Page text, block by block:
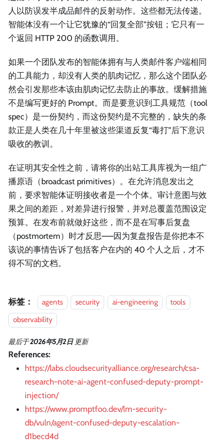
人以防误发半成品邮件的反射动作。这些都无法传递。
智能体没有一个让它犹豫的“回复全部”按钮；它只有一
个返回 HTTP 200 的函数调用。
如果一个团队发布的智能体拥有与人类邮件客户端相同
的工具能力，却没有人类的肌肉记忆，那么这个团队必
然会引发那些本该由肌肉记忆去防止的事故。缓解措施
不是编写更好的 Prompt。而是要意识到工具规范（tool
spec）是一份契约，而这份契约是不完整的，缺失的条
款正是人类在几十年里被这些渠道反复“毒打”后下意识
吸收的教训。
在证明其安全性之前，请将你的出站工具库视为一组广
播原语（broadcast primitives）。在允许消息发出之
前，要求智能体证明接收者是一个个体。审计意图与效
果之间的差距，对差异进行报警，并对总覆盖范围设定
预算。在发布前就做好这些，而不是在写事后复盘
（postmortem）时才反思——因为复盘报告是你把本不
该说的事情告诉了包括客户在内的 40 个人之后，才不
得不写的文档。
标签： agents security ai-engineering
tools
observability
最后于2026年5月2日 更新
References:
https://labs.cloudsecurityalliance.org/research/csa-
research-note-ai-agent-confused-deputy-prompt-
injection/
https://www.promptfoo.dev/lm-security-
db/vuln/agent-confused-deputy-escalation-
d1becd4d